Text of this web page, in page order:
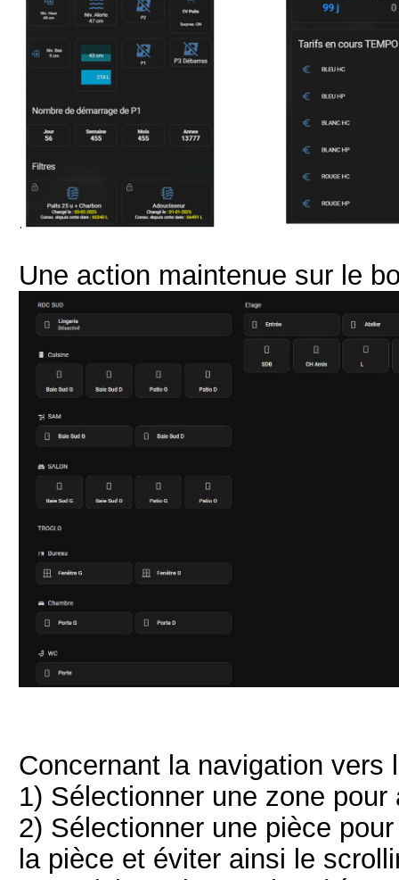
Une action maintenue sur le
Concernant la navigation
1) Sélectionner une zone
2) Sélectionner une pièce
la pièce et éviter ainsi le